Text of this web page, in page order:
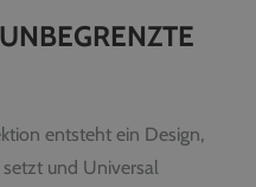
entsteht ein Design,
und Universal